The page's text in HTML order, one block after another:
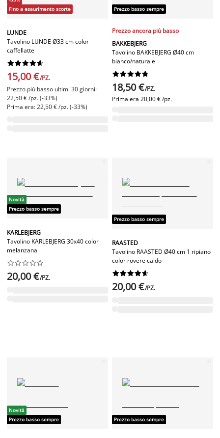
Fino a esaurimento scorte
LUNDE
Tavolino LUNDE Ø33 cm color
caffellatte






15,00 €/PZ.
Prezzo più basso ultimi 30 giorni:
22,50 € /pz. (-33%)
Prima era: 22,50 € /pz. (-33%)
Prezzo basso sempre
Prezzo ancora più basso
BAKKEBJERG
Tavolino BAKKEBJERG Ø40 cm
bianco/naturale






18,50 €/PZ.
Prima era 20,00 € /pz.
Novità
Prezzo basso sempre
KARLEBJERG
Tavolino KARLEBJERG 30x40 color
melanzana






20,00 €/PZ.
Prezzo basso sempre
RAASTED
Tavolino RAASTED Ø40 cm 1 ripiano
color rovere caldo






20,00 €/PZ.
Novità
Prezzo basso sempre
Prezzo basso sempre